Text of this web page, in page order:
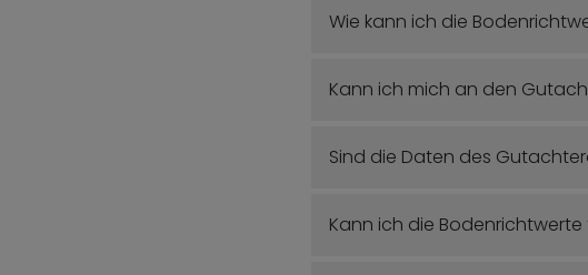
Wie kann ich die
Kann ich mich an den
Sind die Daten des
Kann ich die